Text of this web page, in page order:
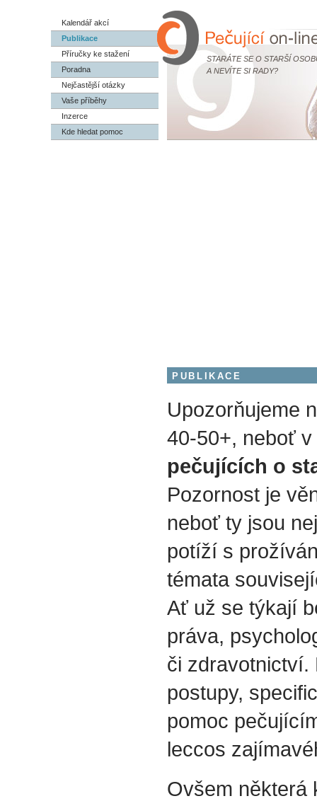
STARÁTE SE O STARŠÍ
A NEVÍTE SI RADY?
Kalendář akcí
Publikace
Příručky ke stažení
Poradna
Nejčastější otázky
Vaše příběhy
Inzerce
Kde hledat pomoc
PUBLIKACE
Upozorňujeme
40-50+, neboť
pečujících o
Pozornost je
neboť ty jsou
potíží s
témata
Ať už se týkají
práva,
či zdravotnictví.
postupy,
pomoc
leccos
Ovšem některá